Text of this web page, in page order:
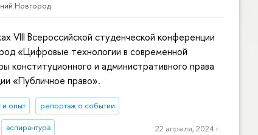
Новгород
VIII Всероссийской студенческой конференции
«Цифровые технологии в современной
конституционного и административного права
«Публичное право».
и опыт репортаж о событии
аспирантура 22 апреля, 2024 г.